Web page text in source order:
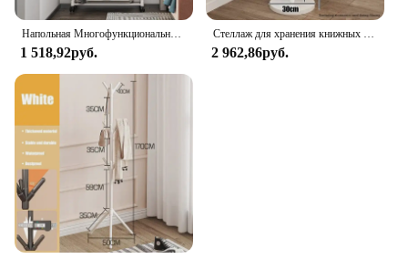
Напольная Многофункциональная вешалка для одежды, Стеллаж с двойным стержнем для хранения одежды, передвижная полка для спальни с колесами, полка для пальто
1 518,92руб.
Стеллаж для хранения книжных сумок, однорычажная настольная подвесная полка, напольная стойка для детской одежды, для гостиной, вешалка для пальто, Органайзер
2 962,86руб.